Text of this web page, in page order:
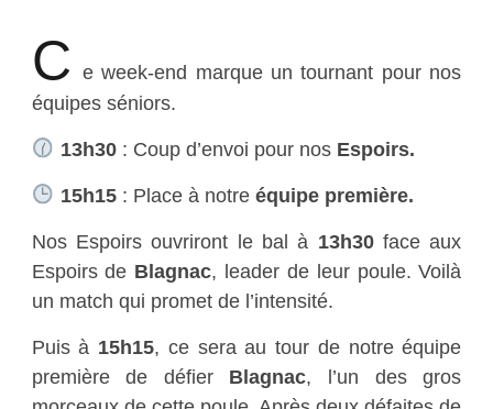
C e week-end marque un tournant pour nos
équipes séniors.
13h30: Coup d’envoi pour nos Espoirs.
15h15: Place à notre équipe première.
Nos Espoirs ouvriront le bal à 13h30face aux
Espoirs de Blagnac, leader de leur poule. Voilà
un match qui promet de l’intensité.
Puis à 15h15, ce sera au tour de notre équipe
première de défier Blagnac, l’un des gros